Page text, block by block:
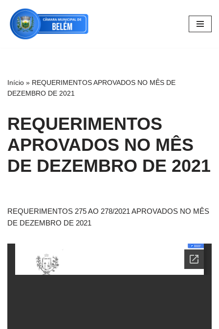
Pular
para
Início » REQUERIMENTOS APROVADOS NO MÊS DE
DEZEMBRO DE 2021
REQUERIMENTOS
APROVADOS NO MÊS
DE DEZEMBRO DE 2021
REQUERIMENTOS 275 AO 278/2021 APROVADOS NO MÊS
DE DEZEMBRO DE 2021